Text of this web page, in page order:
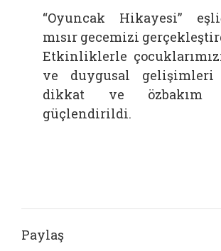
“Oyuncak Hikayesi”
mısır gecemizi
Etkinliklerle
ve duygusal gelişimleri
dikkat ve özbakım
güçlendirildi.
Paylaş